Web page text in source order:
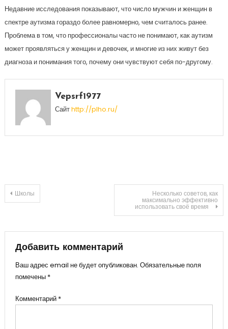
Недавние исследования показывают, что число мужчин и женщин в
спектре аутизма гораздо более равномерно, чем считалось ранее.
Проблема в том, что профессионалы часто не понимают, как аутизм
может проявляться у женщин и девочек, и многие из них живут без
диагноза и понимания того, почему они чувствуют себя по-другому.
Vepsrf1977
Сайтhttp://plho.ru/
Навигация
записям
Школы Несколько советов, как
максимально эффективно
использовать своё время⠀
Добавить комментарий
Ваш адрес email не будет опубликован. Обязательные поля
помечены *
Комментарий *